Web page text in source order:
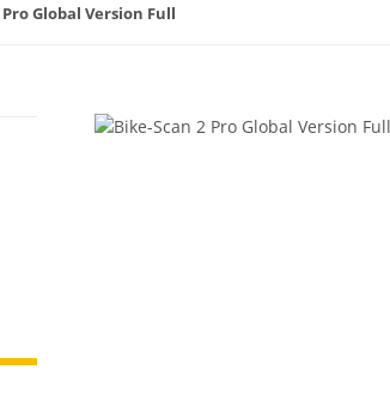
Global Version Full